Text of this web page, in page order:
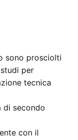
sono prosciolti
per
tecnica
di secondo
con il